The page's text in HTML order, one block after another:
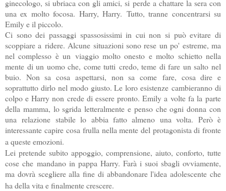
ginecologo, si ubriaca con gli amici, si perde a chattare la sera con
una ex molto focosa. Harry, Harry. Tutto, tranne concentrarsi su
Emily e il piccolo.
Ci sono dei passaggi spassosissimi in cui non si può evitare di
scoppiare a ridere. Alcune situazioni sono rese un po' estreme, ma
nel complesso è un viaggio molto onesto e molto schietto nella
mente di un uomo che, come tutti credo, teme di fare un salto nel
buio. Non sa cosa aspettarsi, non sa come fare, cosa dire e
soprattutto dirlo nel modo giusto. Le loro esistenze cambieranno di
colpo e Harry non crede di essere pronto. Emily a volte fa la parte
della mamma, lo sgrida letteralmente e penso che ogni donna con
una relazione stabile lo abbia fatto almeno una volta. Però è
interessante capire cosa frulla nella mente del protagonista di fronte
a queste emozioni.
Lei pretende subito appoggio, comprensione, aiuto, conforto, tutte
cose che mandano in pappa Harry. Farà i suoi sbagli ovviamente,
ma dovrà scegliere alla fine di abbandonare l'idea adolescente che
ha della vita e finalmente crescere.